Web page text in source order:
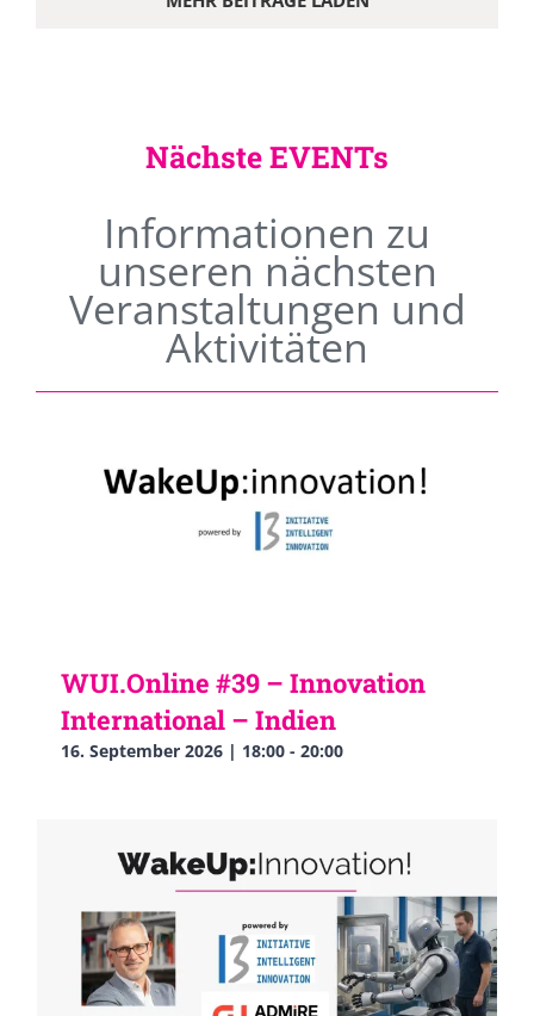
Nächste EVENTs
Informationen zu
unseren nächsten
Veranstaltungen und
Aktivitäten
WUI.Online #39 – Innovation
International – Indien
16. September 2026 | 18:00 - 20:00